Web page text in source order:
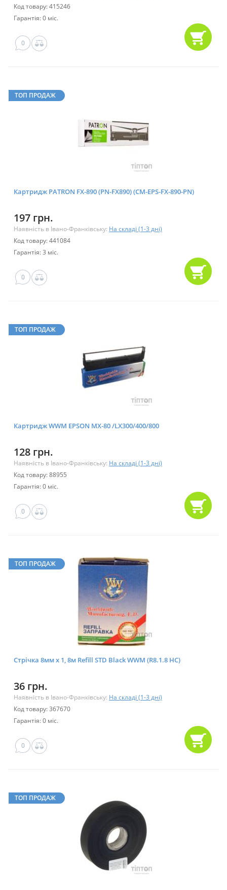
Код товару: 415246
Гарантія: 0 міс.
0
ТОП ПРОДАЖ
Картридж PATRON FX-890 (PN-FX890) (CM-EPS-FX-890-PN)
197 грн.
Наявність в Івано-Франківську: На складі (1-3 дні)
Код товару: 441084
Гарантія: 3 міс.
0
ТОП ПРОДАЖ
Картридж WWM EPSON MX-80 /LX300/400/800
128 грн.
Наявність в Івано-Франківську: На складі (1-3 дні)
Код товару: 88955
Гарантія: 0 міс.
0
ТОП ПРОДАЖ
Стрічка 8мм х 1, 8м Refill STD Black WWM (R8.1.8 HC)
36 грн.
Наявність в Івано-Франківську: На складі (1-3 дні)
Код товару: 367670
Гарантія: 0 міс.
0
ТОП ПРОДАЖ